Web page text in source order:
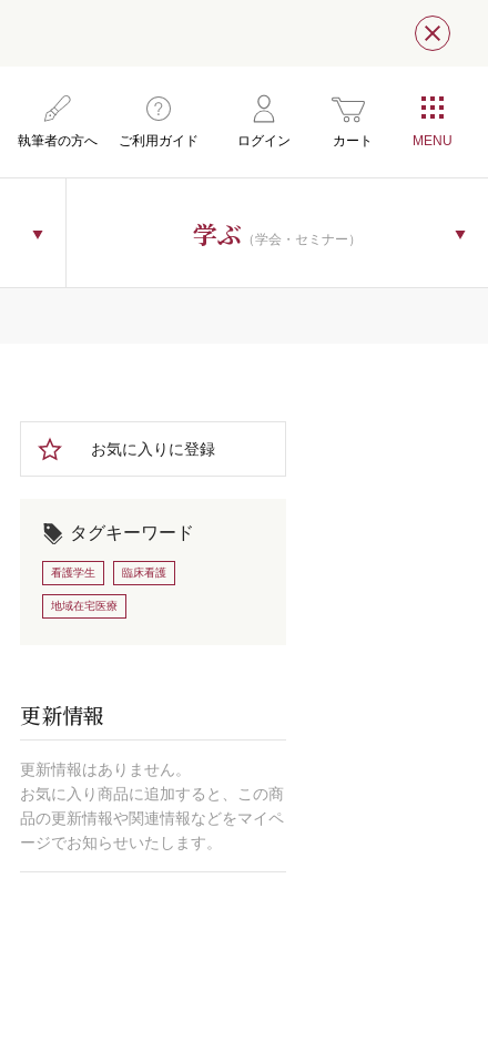
閉じ
執筆者の方へ ご利用ガイド ログイン カート
学ぶ （学会・セミナー）
お気に入りに登録
タグキーワード
看護学生 臨床看護
地域在宅医療
更新情報
更新情報はありません。
お気に入り商品に追加すると、この商
品の更新情報や関連情報などをマイペ
ージでお知らせいたします。